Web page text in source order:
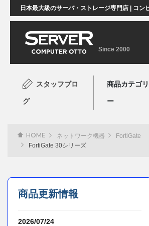
日本最大級のサーバ・ストレージ専門店 | コ
Since 2000
スタッフブロ
グ
商品カテゴリ
ー
HOME ネットワーク機器
FortiGate
FortiGate 30シリーズ
商品更新情報
2026/07/24